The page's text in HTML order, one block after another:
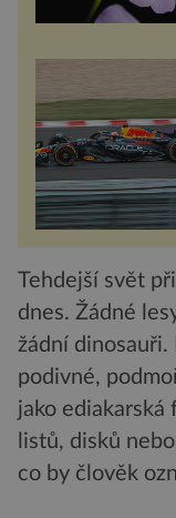
Tehdejší svět
dnes. Žádné
žádní dinosauři.
podivné,
jako ediakarská
listů, disků
co by člověk